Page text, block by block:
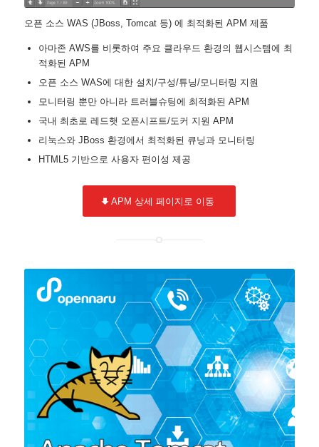
오픈 소스 WAS (JBoss, Tomcat 등) 에 최적화된 APM 제품
아마존 AWS를 비롯하여 주요 클라우드 환경의 웹시스템에 최
적화된 APM
오픈 소스 WAS에 대한 설치/구성/튜닝/모니터링 지원
모니터링 뿐만 아니라 트러블슈팅에 최적화된 APM
국내 최초로 레드햇 오픈시프트/도커 지원 APM
리눅스와 JBoss 환경에서 최적화된 큐닝과 모니터링
HTML5 기반으로 사용자 편이성 제공
APM 상세 페이지로 이동